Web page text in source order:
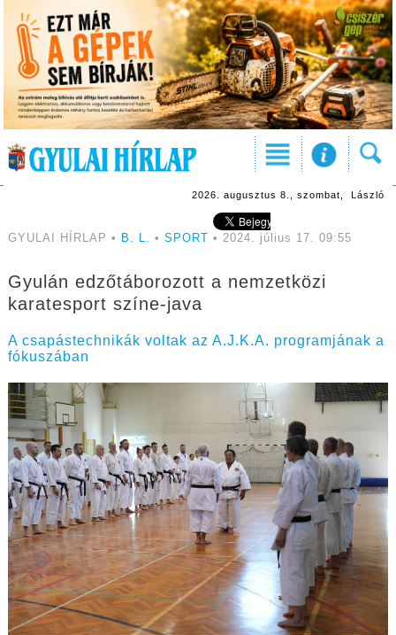
2026. augusztus 8., szombat, László
GYULAI HÍRLAP • B. L. • SPORT • 2024. július 17. 09:55
Gyulán edzőtáborozott a nemzetközi
karatesport színe-java
A csapástechnikák voltak az A.J.K.A. programjának a
fókuszában